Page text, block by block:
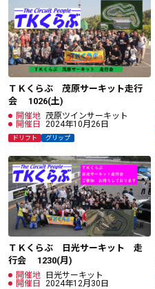
ＴＫくらぶ 茂原サーキット走行
会 1026(土)
開催地 茂原ツインサーキット
開催日
2024年10月26日
ドリフト グリップ
ＴＫくらぶ 日光サーキット 走
行会 1230(月)
開催地 日光サーキット
開催日
2024年12月30日